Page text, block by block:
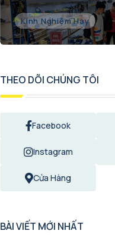
Kinh Nghiệm Hay
THEO DÕI CHÚNG TÔI
Facebook
Instagram
Cửa Hàng
BÀI VIẾT MỚI NHẤT